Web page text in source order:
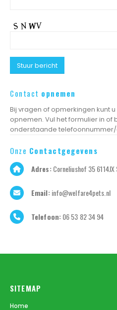
Contact opnemen
Bij vragen of opmerkingen kunt
opnemen. Vul het formulier in
onderstaande
Onze Contactgegevens
Adres:Corneliushof 35 6114JX
Email:info@welfare4pets.nl
Telefoon:06 53 82 34 94
SITEMAP
Home